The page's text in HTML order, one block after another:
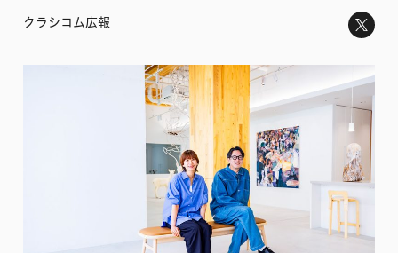
クラシコム広報